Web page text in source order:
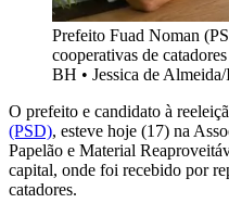
Prefeito Fuad Noman
cooperativas de
BH • Jessica de
O prefeito e candidato à
(PSD), esteve hoje (17) na
Papelão e Material
capital, onde foi recebido por
catadores.